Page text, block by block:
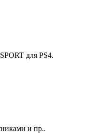
для PS4.
и пр..